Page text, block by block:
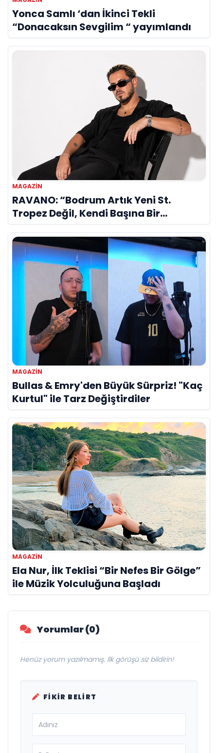
Yonca Samlı ‘dan İkinci Tekli
“Donacaksın Sevgilim “ yayımlandı
MAGAZIN
RAVANO: “Bodrum Artık Yeni St.
Tropez Değil, Kendi Başına Bir
Referans”
MAGAZIN
Bullas & Emry'den Büyük Sürpriz! "Kaç
Kurtul" ile Tarz Değiştirdiler
MAGAZIN
Ela Nur, İlk Teklisi “Bir Nefes Bir Gölge”
ile Müzik Yolculuğuna Başladı
Yorumlar (0)
Henüz yorum yazılmamış. İlk görüşü siz bildirin!
FIKIR BELIRT